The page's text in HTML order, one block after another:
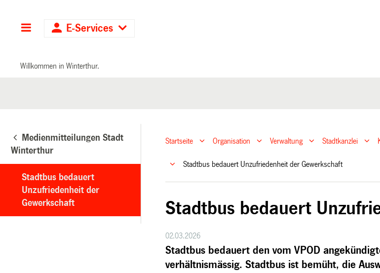
Hauptnavigation
E-Services
Willkommen in Winterthur.
Medienmitteilungen Stadt
Winterthur
Stadtbus bedauert
Unzufriedenheit der
Gewerkschaft
Startseite Organisation Verwaltung Stadtkanzlei
Stadtbus bedauert Unzufriedenheit der Gewerkschaft
Stadtbus bedauert
02.03.2026
Stadtbus bedauert den vom VPOD
verhältnismässig. Stadtbus ist bemüht, die